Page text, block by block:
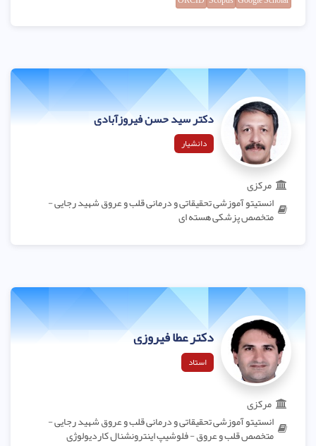
دکتر سید حسن فیروزآبادی
دانشیار
مرکزی
انستیتو آموزشی تحقیقاتی و درمانی قلب و عروق شهید رجایی -
متخصص پزشکی هسته ای
دکتر عطا فیروزی
استاد
مرکزی
انستیتو آموزشی تحقیقاتی و درمانی قلب و عروق شهید رجایی -
متخصص قلب و عروق - فلوشیپ اینترونشنال کاردیولوژی